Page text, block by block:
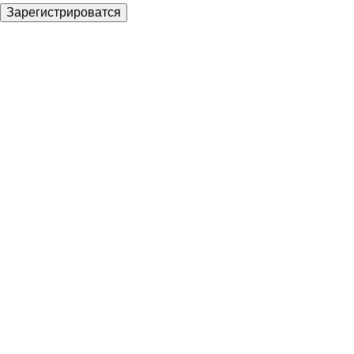
Зарегистрироватся